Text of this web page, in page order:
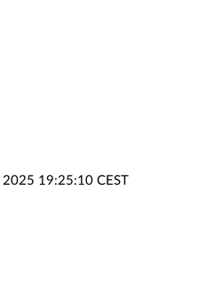
2025 19:25:10 CEST